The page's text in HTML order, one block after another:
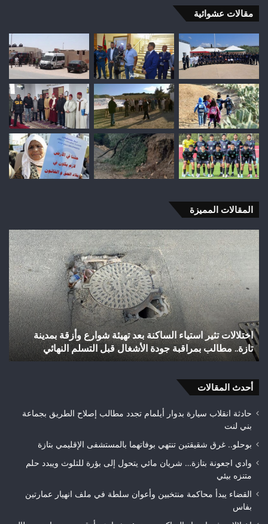
مقالات عشوائية
المقالات المميزة
بمدينة
شباب
رأس
أجيري
يحقق
إنجازاً
تاريخياً
بالصعود
إلى
القسم
الثاني
هواة
بطلاً
فاس
شباب رأس أجيري يحقق إنجازاً تاريخياً بالصعود
الثاني هواة ويتوج بطلاً لعصبة فاس مكناس
أحدث المقالات
حادثة انقلاب سيارة بدوار أيلمام تجدد مطالب إصلاح الطريق بجماعة
بني لنت
بوحلو.. غرق شقيقتين تنتهي بوفاتهما بالمستشفى الإقليمي بتازة
وادي اجعونة بتازة… شريان مائي يتحول إلى بؤرة للتلوث ويبدد حلم
متنزه بيئي
القضاء يبدأ محاكمة منتخبين وأعوان سلطة في ملف انهيار عمارتين
بفاس